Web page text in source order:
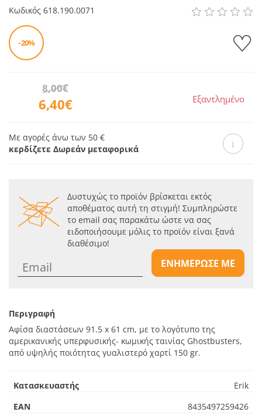
Κωδικός 618.190.0071
- 20%
6,40€
8,00€
Εξαντλημένο
Με αγορές άνω των 50 €
κερδίζετε Δωρεάν μεταφορικά
Δυστυχώς το προϊόν βρίσκεται εκτός
αποθέματος αυτή τη στιγμή! Συμπληρώστε
το email σας παρακάτω ώστε να σας
ειδοποιήσουμε μόλις το προϊόν είναι ξανά
διαθέσιμο!
ΕΝΗΜΕΡΩΣΕ ΜΕ
Περιγραφή
Αφίσα διαστάσεων 91.5 x 61 cm, με το λογότυπο της
αμερικανικής υπερφυσικής- κωμικής ταινίας Ghostbusters,
από υψηλής ποιότητας γυαλιστερό χαρτί 150 gr.
Κατασκευαστής
Erik
EAN
8435497259426